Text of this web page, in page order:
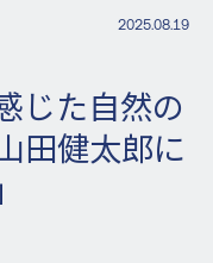
2025.08.19
じた自然の
田健太郎に